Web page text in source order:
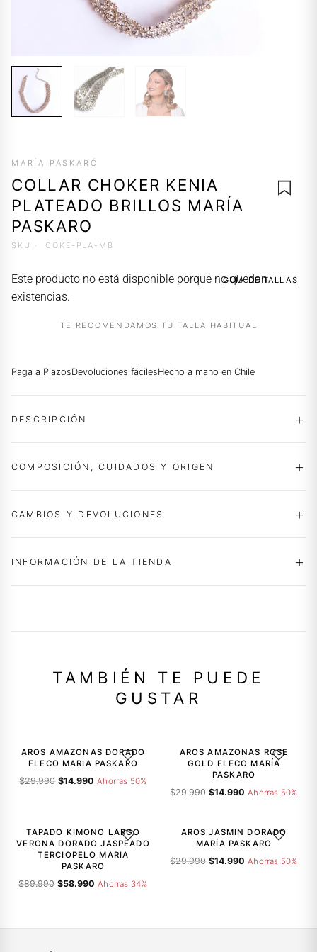
MARÍA PASKARÓ
COLLAR CHOKER KENIA
PLATEADO BRILLOS MARÍA
PASKARO
SKU · COKE-PLA-MB
GUÍA DE TALLAS
Este producto no está disponible porque no quedan
existencias.
TE RECOMENDAMOS TU TALLA HABITUAL
Paga a PlazosDevoluciones fácilesHecho a mano en Chile
DESCRIPCIÓN
COMPOSICIÓN, CUIDADOS Y ORIGEN
CAMBIOS Y DEVOLUCIONES
INFORMACIÓN DE LA TIENDA
TAMBIÉN TE PUEDE
GUSTAR
AGREGAR A LA LISTA DE DESEOS
AROS AMAZONAS DORADO
FLECO MARIA PASKARO
$29.990
El
$29.990.
$14.990
El
$14.990.
Ahorras 50%
AGREGAR
AROS AMAZONAS ROSE
GOLD FLECO MARÍA
PASKARO
$29.990
El
era:
$29.990.
$14.990
El
es:
$14.990.
Ahorras 50%
AGREGAR A LA LISTA DE DESEOS
TAPADO KIMONO LARGO
VERONA DORADO JASPEADO
TERCIOPELO MARIA
PASKARO
$89.990
El
$58.990
El
Ahorras 34%
AGREGAR
AROS JASMIN DORADO
MARÍA PASKARO
$29.990
El
$14.990
El
Ahorras 50%